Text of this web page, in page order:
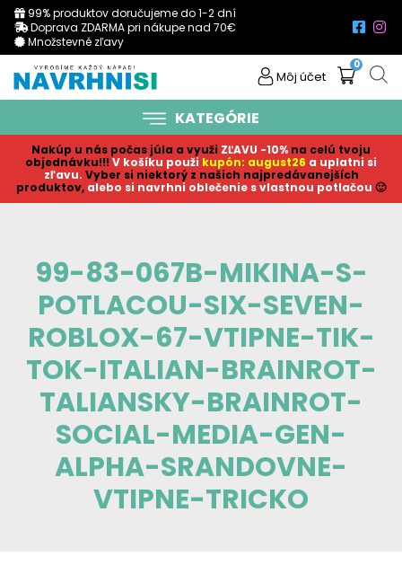
99% produktov doručujeme do 1-2 dní
Doprava ZDARMA pri nákupe nad 70€
Množstevné zľavy
Môj účet
0
KATEGÓRIE
Nakúp u nás počas júla a využi ZĽAVU -10% na celú tvoju
objednávku!!! V košíku použi kupón: august26 a uplatni si
zľavu. Vyber si niektorý z našich najpredávanejších
produktov, alebo si navrhni oblečenie s vlastnou potlačou 🙂
99-83-067B-MIKINA-S-
POTLACOU-SIX-SEVEN-
ROBLOX-67-VTIPNE-TIK-
TOK-ITALIAN-BRAINROT-
TALIANSKY-BRAINROT-
SOCIAL-MEDIA-GEN-
ALPHA-SRANDOVNE-
VTIPNE-TRICKO